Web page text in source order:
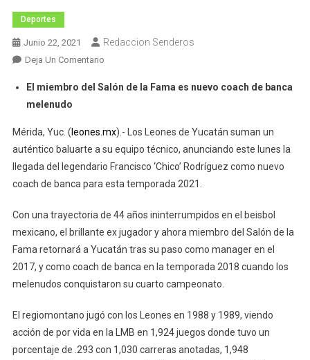
Deportes
Junio 22, 2021 Redaccion Senderos
Deja Un ComentarioEn
‘Chico’
A
Yucatán
El miembro del Salón de la Fama es nuevo coach de banca
melenudo
Mérida, Yuc. ( leones.mx).- Los Leones de Yucatán suman un
auténtico baluarte a su equipo técnico, anunciando este lunes la
llegada del legendario Francisco ‘Chico’ Rodríguez como nuevo
coach de banca para esta temporada 2021.
Con una trayectoria de 44 años ininterrumpidos en el beisbol
mexicano, el brillante ex jugador y ahora miembro del Salón de la
Fama retornará a Yucatán tras su paso como manager en el
2017, y como coach de banca en la temporada 2018 cuando los
melenudos conquistaron su cuarto campeonato.
El regiomontano jugó con los Leones en 1988 y 1989, viendo
acción de por vida en la LMB en 1,924 juegos donde tuvo un
porcentaje de .293 con 1,030 carreras anotadas, 1,948